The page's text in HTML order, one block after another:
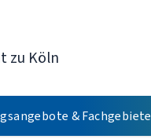
zu Köln
& Fachgebiete